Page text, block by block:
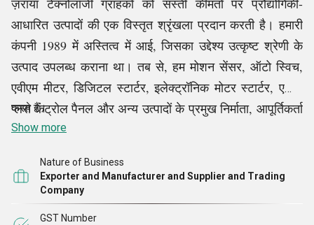
ज़राया टेक्नोलॉजी ग्राहकों को सस्ती कीमतों पर प्रौद्योगिकी-
आधारित उत्पादों की एक विस्तृत श्रृंखला प्रदान करती है। हमारी
कंपनी 1989 में अस्तित्व में आई, जिसका उद्देश्य उत्कृष्ट श्रेणी के
उत्पाद उपलब्ध कराना था। तब से, हम मोशन सेंसर, ऑटो स्विच,
एवीएम मीटर, डिजिटल स्टार्टर, इलेक्ट्रॉनिक मोटर स्टार्टर, एलीट
प्लस कंट्रोल पैनल और अन्य उत्पादों के प्रमुख निर्माता, आपूर्तिकर्ता
और व्यापारी रहे हैं। ये ग्राहकों को विभिन्न मॉडलों में उचित दरों पर
हमने अपनी व्यापक बाजार पहुंच के परिणामस्वरूप खुद को बाजार भर
में ग्राहकों की पहली पसंद के रूप में स्थापित किया है। हम सम्मानित
करते हैं।
Show more
Nature of Business
Exporter and Manufacturer and Supplier and Trading
Company
GST Number